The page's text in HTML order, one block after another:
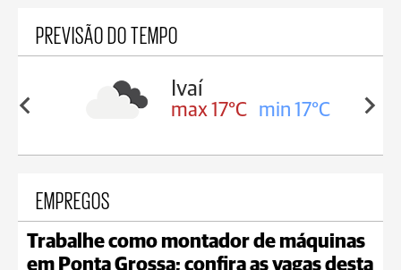
PREVISÃO DO TEMPO
16°C
Ivaí
max 17°C min 17°C
EMPREGOS
Trabalhe como montador de máquinas
em Ponta Grossa; confira as vagas desta